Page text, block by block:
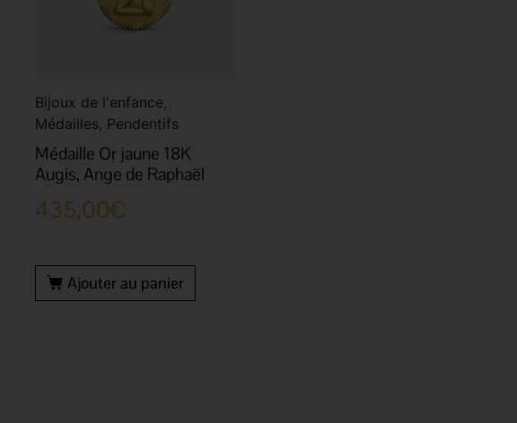
Bijoux de l'enfance,
Médailles, Pendentifs
Médaille Or jaune 18K
Augis, Ange de Raphaël
435,00€
Ajouter au panier